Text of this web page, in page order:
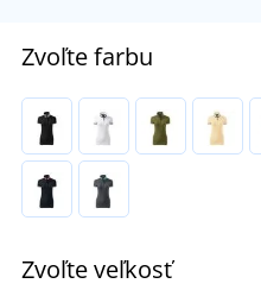
Zvoľte farbu
Zvoľte veľkosť